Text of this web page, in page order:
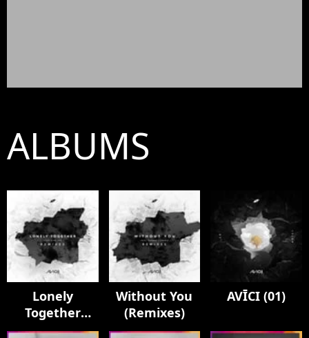
ALBUMS
Lonely
Together
(Remixes)
Without You
(Remixes)
AVĪCI (01)